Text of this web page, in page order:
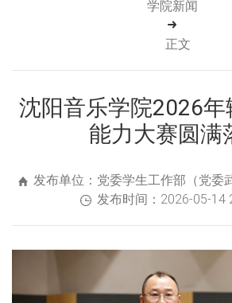
学院新闻
正文
沈阳音乐学院2026年
能力大赛圆满
发布单位：党委学生工作部（党委
发布时间：2026-05-14